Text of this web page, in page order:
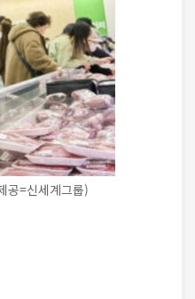
공=신세계그룹)